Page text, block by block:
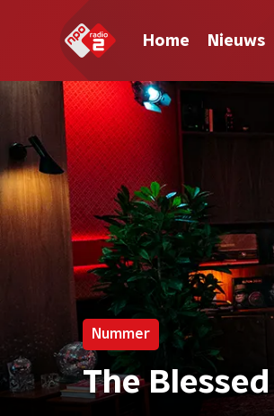
Home Nieuws
Nummer
The